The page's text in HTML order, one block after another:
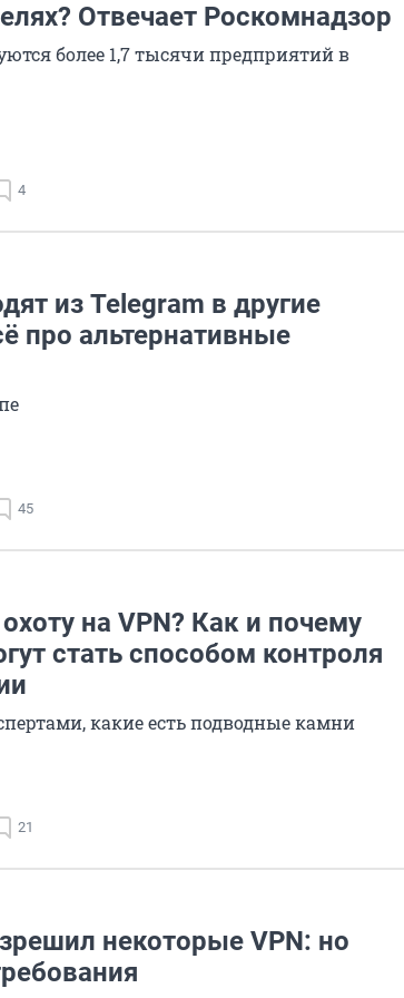
Отвечает Роскомнадзор
более 1,7 тысячи предприятий в
4
из Telegram в другие
про альтернативные
45
на VPN? Как и почему
стать способом контроля
какие есть подводные камни
21
некоторые VPN: но